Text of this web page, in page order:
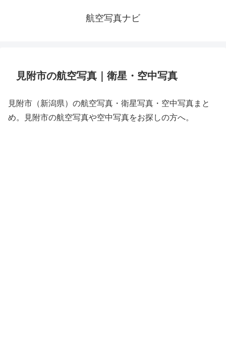
航空写真ナビ
見附市の航空写真｜衛星・空中写真
見附市（新潟県）の航空写真・衛星写真・空中写真まと
め。見附市の航空写真や空中写真をお探しの方へ。